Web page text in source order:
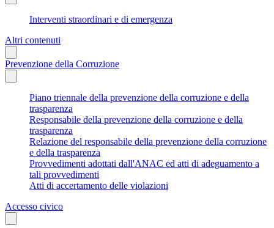
Interventi straordinari e di emergenza
Altri contenuti
Prevenzione della Corruzione
Piano triennale della prevenzione della corruzione e della
trasparenza
Responsabile della prevenzione della corruzione e della
trasparenza
Relazione del responsabile della prevenzione della corruzione
e della trasparenza
Provvedimenti adottati dall'ANAC ed atti di adeguamento a
tali provvedimenti
Atti di accertamento delle violazioni
Accesso civico